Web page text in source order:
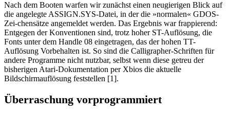
Nach dem Booten warfen wir zunächst einen neugierigen Blick auf
die angelegte ASSIGN.SYS-Datei, in der die »normalen« GDOS-
Zei-chensätze angemeldet werden. Das Ergebnis war frappierend:
Entgegen der Konventionen sind, trotz hoher ST-Auflösung, die
Fonts unter dem Handle 08 eingetragen, das der hohen TT-
Auflösung Vorbehalten ist. So sind die Calligrapher-Schriften für
andere Programme nicht nutzbar, selbst wenn diese getreu der
bisherigen Atari-Dokumentation per Xbios die aktuelle
Bildschirmauflösung feststellen [1].
Überraschung vorprogrammiert